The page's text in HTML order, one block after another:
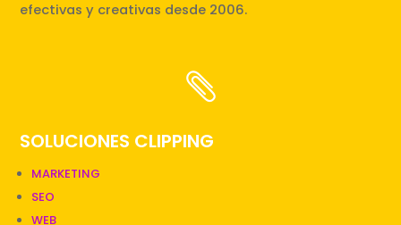
efectivas y creativas desde 2006.

SOLUCIONES CLIPPING
MARKETING
SEO
WEB